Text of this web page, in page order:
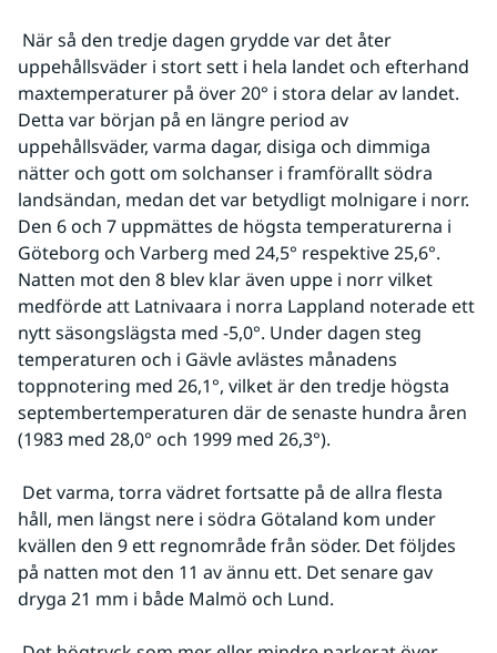
uppehållsväder i stort sett i hela landet och efterhand
maxtemperaturer på över 20° i stora delar av landet.
Detta var början på en längre period av
uppehållsväder, varma dagar, disiga och dimmiga
nätter och gott om solchanser i framförallt södra
landsändan, medan det var betydligt molnigare i norr.
Den 6 och 7 uppmättes de högsta temperaturerna i
Göteborg och Varberg med 24,5° respektive 25,6°.
Natten mot den 8 blev klar även uppe i norr vilket
medförde att Latnivaara i norra Lappland noterade ett
nytt säsongslägsta med -5,0°. Under dagen steg
temperaturen och i Gävle avlästes månadens
toppnotering med 26,1°, vilket är den tredje högsta
septembertemperaturen där de senaste hundra åren
(1983 med 28,0° och 1999 med 26,3°).
håll, men längst nere i södra Götaland kom under
kvällen den 9 ett regnområde från söder. Det följdes
på natten mot den 11 av ännu ett. Det senare gav
dryga 21 mm i både Malmö och Lund.